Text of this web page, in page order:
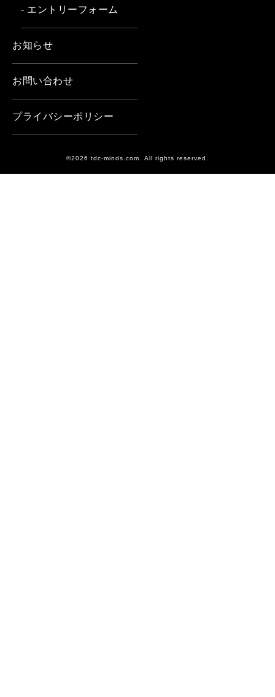
- エントリーフォーム
お知らせ
お問い合わせ
プライバシーポリシー
©2026 tdc-minds.com. All rights reserved.